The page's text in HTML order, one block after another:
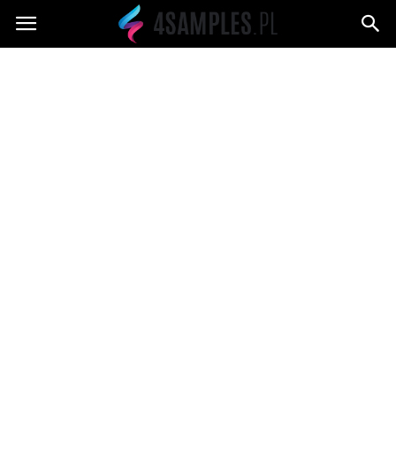
4samples.pl